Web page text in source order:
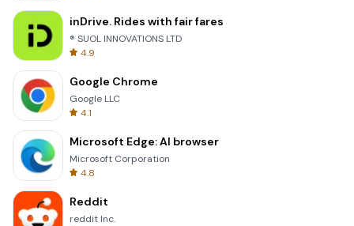
inDrive. Rides with fair fares
® SUOL INNOVATIONS LTD
4.9
Google Chrome
Google LLC
4.1
Microsoft Edge: AI browser
Microsoft Corporation
4.8
Reddit
reddit Inc.